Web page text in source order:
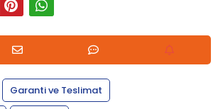
Garanti ve Teslimat